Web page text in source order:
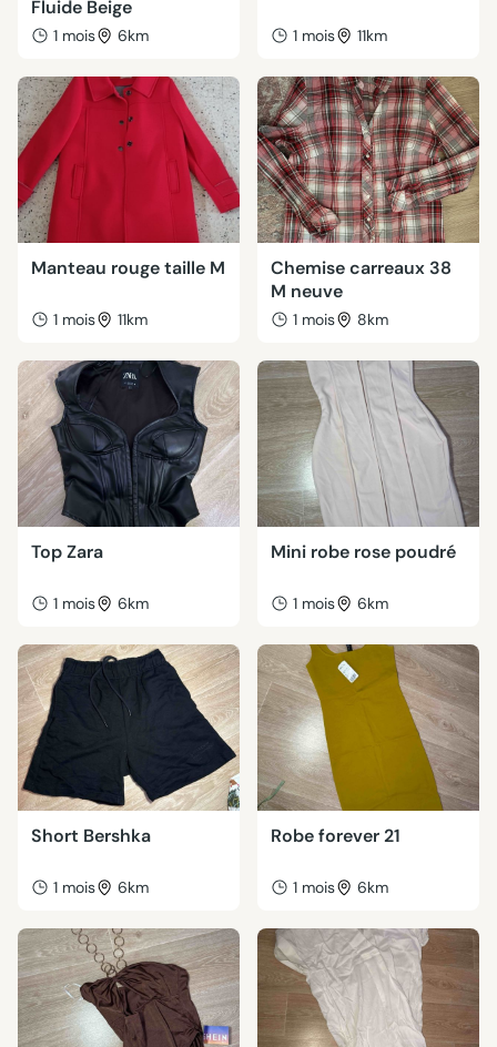
Fluide Beige
1 mois 6km 1 mois 11km
Manteau rouge taille M
1 mois 11km
Chemise carreaux 38
M neuve
1 mois 8km
Top Zara
1 mois 6km
Mini robe rose poudré
1 mois 6km
Short Bershka
1 mois 6km
Robe forever 21
1 mois 6km